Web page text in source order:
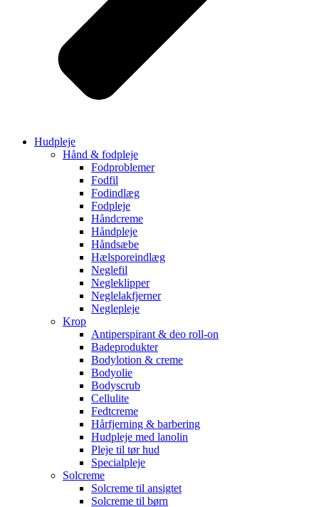
Hudpleje
Hånd & fodpleje
Fodproblemer
Fodfil
Fodindlæg
Fodpleje
Håndcreme
Håndpleje
Håndsæbe
Hælsporeindlæg
Neglefil
Negleklipper
Neglelakfjerner
Neglepleje
Krop
Antiperspirant & deo roll-on
Badeprodukter
Bodylotion & creme
Bodyolie
Bodyscrub
Cellulite
Fedtcreme
Hårfjerning & barbering
Hudpleje med lanolin
Pleje til tør hud
Specialpleje
Solcreme
Solcreme til ansigtet
Solcreme til børn